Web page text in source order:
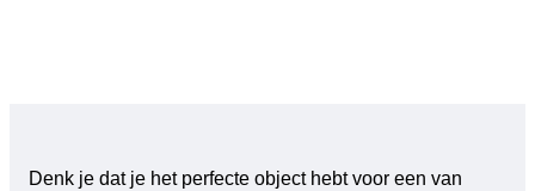
Denk je dat je het perfecte object hebt voor een van